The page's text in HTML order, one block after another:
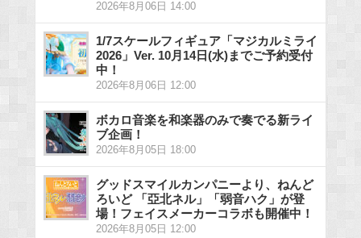
2026年8月06日 14:00
1/7スケールフィギュア「マジカルミライ
2026」Ver. 10月14日(水)までご予約受付
中！
2026年8月06日 12:00
ボカロ音楽を和楽器のみで奏でる新ライ
ブ企画！
2026年8月05日 18:00
グッドスマイルカンパニーより、ねんど
ろいど 「亞北ネル」「弱音ハク」が登
場！フェイスメーカーコラボも開催中！
2026年8月05日 12:00